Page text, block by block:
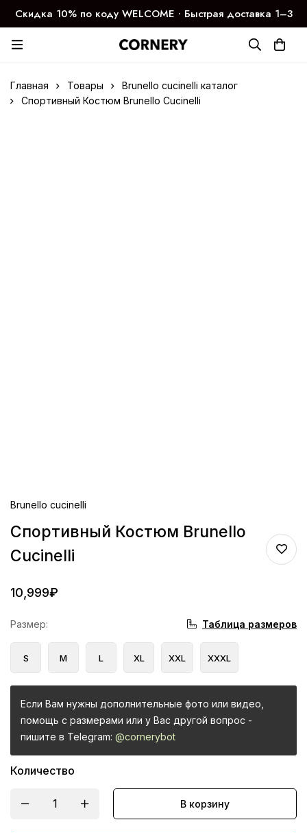
Скидка 10% по коду WELCOME ∙ Быстрая доставка 1–3
дня
Главная Товары
Brunello cucinelli каталог
Спортивный Костюм Brunello Cucinelli
Brunello cucinelli
Спортивный Костюм Brunello
Cucinelli
10,999₽
Размер: Таблица размеров
S M L XL XXL XXXL
Если Вам нужны дополнительные фото или видео,
помощь с размерами или у Вас другой вопрос -
пишите в Telegram: @cornerybot
Количество
В корзину